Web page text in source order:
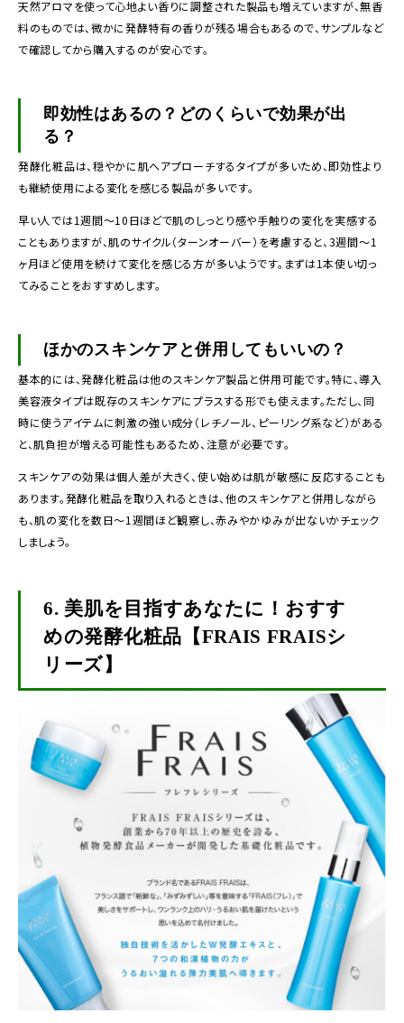
天然アロマを使って心地よい香りに調整された製品も増えていますが、無香
料のものでは、微かに発酵特有の香りが残る場合もあるので、サンプルなど
で確認してから購入するのが安心です。
即効性はあるの？どのくらいで効果が出
る？
発酵化粧品は、穏やかに肌へアプローチするタイプが多いため、即効性より
も継続使用による変化を感じる製品が多いです。
早い人では1週間〜10日ほどで肌のしっとり感や手触りの変化を実感する
こともありますが、肌のサイクル（ターンオーバー）を考慮すると、3週間〜1
ヶ月ほど使用を続けて変化を感じる方が多いようです。まずは1本使い切っ
てみることをおすすめします。
ほかのスキンケアと併用してもいいの？
基本的には、発酵化粧品は他のスキンケア製品と併用可能です。特に、導入
美容液タイプは既存のスキンケアにプラスする形でも使えます。ただし、同
時に使うアイテムに刺激の強い成分（レチノール、ピーリング系など）がある
と、肌負担が増える可能性もあるため、注意が必要です。
スキンケアの効果は個人差が大きく、使い始めは肌が敏感に反応することも
あります。発酵化粧品を取り入れるときは、他のスキンケアと併用しながら
も、肌の変化を数日〜1週間ほど観察し、赤みやかゆみが出ないかチェック
しましょう。
6. 美肌を目指すあなたに！おすす
めの発酵化粧品【FRAIS FRAISシ
リーズ】